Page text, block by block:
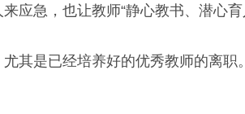
急，也让教师“静心教书、潜心育
是已经培养好的优秀教师的离职